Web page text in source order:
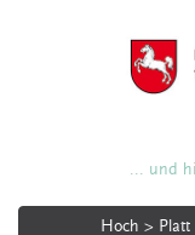
... und
Hoch > Platt